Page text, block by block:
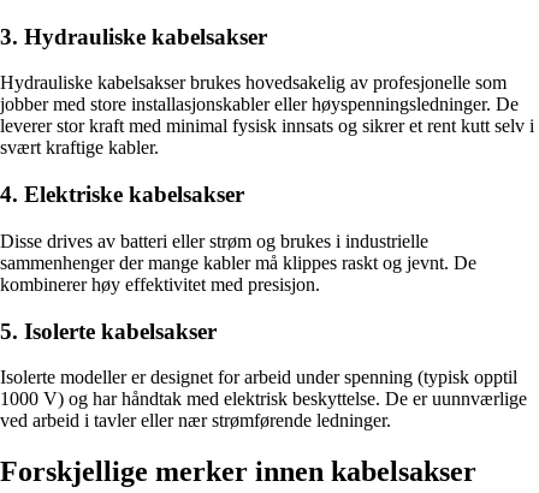
3. Hydrauliske kabelsakser
Hydrauliske kabelsakser brukes hovedsakelig av profesjonelle som
jobber med store installasjonskabler eller høyspenningsledninger. De
leverer stor kraft med minimal fysisk innsats og sikrer et rent kutt selv i
svært kraftige kabler.
4. Elektriske kabelsakser
Disse drives av batteri eller strøm og brukes i industrielle
sammenhenger der mange kabler må klippes raskt og jevnt. De
kombinerer høy effektivitet med presisjon.
5. Isolerte kabelsakser
Isolerte modeller er designet for arbeid under spenning (typisk opptil
1000 V) og har håndtak med elektrisk beskyttelse. De er uunnværlige
ved arbeid i tavler eller nær strømførende ledninger.
Forskjellige merker innen kabelsakser